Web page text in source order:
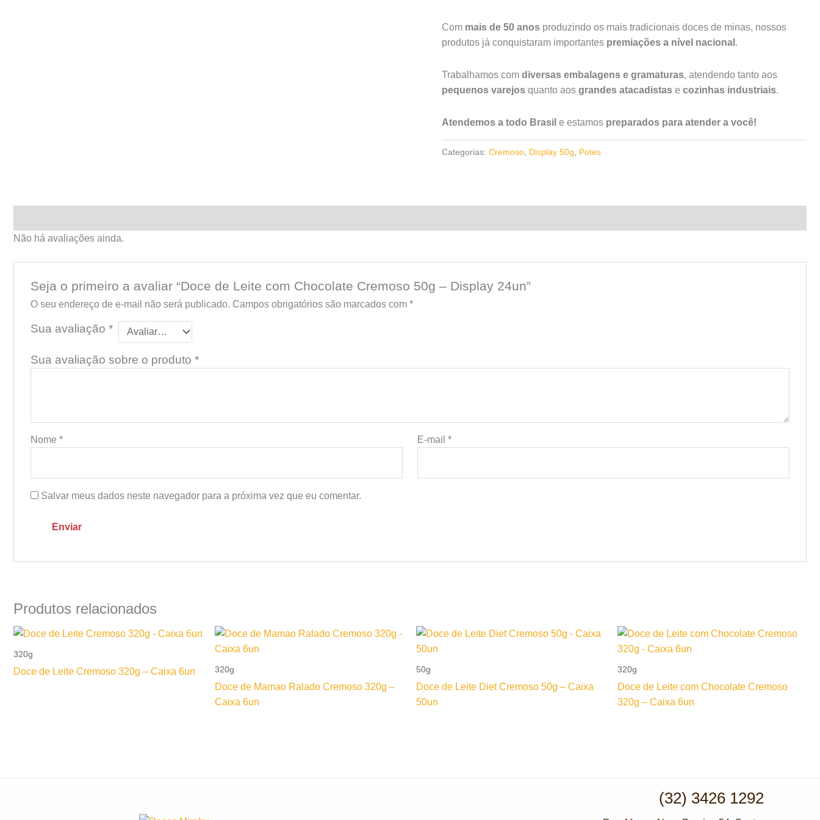
Com mais de 50 anos produzindo os mais tradicionais doces de minas, nossos
produtos já conquistaram importantes premiações a nível nacional .
Trabalhamos com diversas embalagens e gramaturas, atendendo tanto aos
pequenos varejos quanto aos grandes atacadistas e cozinhas industriais.
Atendemos a todo Brasil e estamos preparados para atender a você!
Categorias: Cremoso Display 50g Potes
Não há avaliações ainda.
Seja o primeiro a avaliar “Doce de Leite com Chocolate Cremoso 50g – Display 24un”
O seu endereço de e-mail não será publicado. Campos obrigatórios são marcados com *
Sua avaliação *
Sua avaliação sobre o produto *
Nome * E-mail*
Salvar meus dados neste navegador para a próxima vez que eu comentar.
Produtos relacionados
320g
Doce de Leite Cremoso 320g – Caixa 6un 320g
Doce de Mamao Ralado Cremoso 320g –
Caixa 6un
50g
Doce de Leite Diet Cremoso 50g – Caixa
50un
320g
Doce de Leite com Chocolate Cremoso
320g – Caixa 6un
(32) 3426 1292